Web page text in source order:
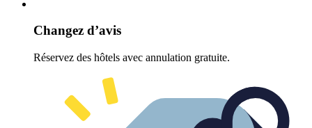
Changez d’avis
Réservez des hôtels avec annulation gratuite.